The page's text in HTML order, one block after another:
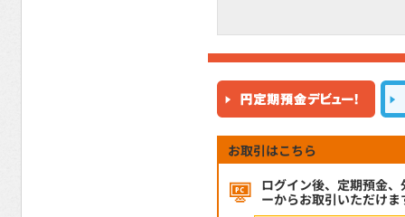
お取引はこちら
ログイン後、定期預金
ーからお取引いただけま